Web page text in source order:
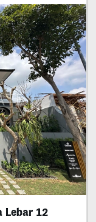
Lebar 12